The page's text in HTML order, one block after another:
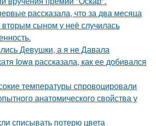
рассказала, что за два месяца
сыном у неё случилась
Девушки, а я не Давала
Iowa рассказала, как ее добивался
температуры спровоцировали
анатомического свойства у
списывать потерю цвета